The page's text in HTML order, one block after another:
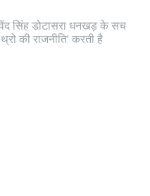
सिंह डोटासरा धनखड़ के सच
की राजनीति' करती है